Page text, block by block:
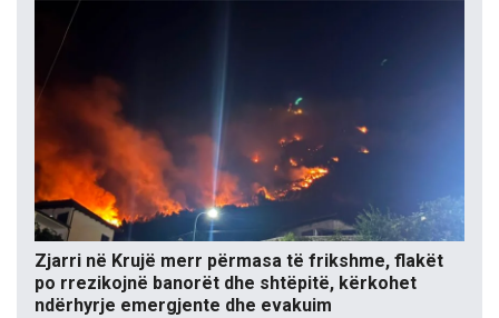
Zjarri në Krujë merr përmasa të frikshme, flakët
po rrezikojnë banorët dhe shtëpitë, kërkohet
ndërhyrje emergjente dhe evakuim